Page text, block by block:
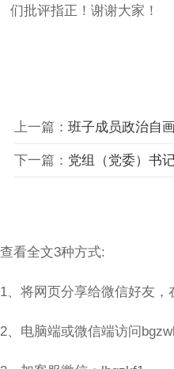
们批评指正！谢谢大家！
上一篇： 班子成员政治自
下一篇： 党组（党委）书记抓基
查看全文3种方式:
1、将网页分享给微信好友
2、电脑端或微信端访问